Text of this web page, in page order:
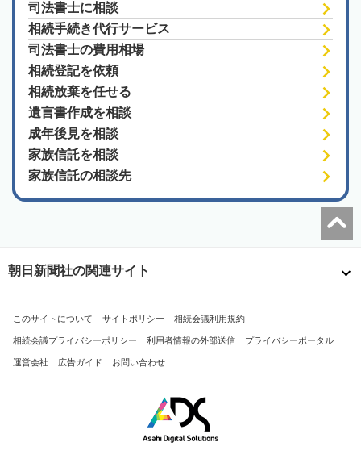
司法書士に相談
相続手続き代行サービス
司法書士の費用相場
相続登記を依頼
相続放棄を任せる
遺言書作成を相談
成年後見を相談
家族信託を相談
家族信託の相談先
朝日新聞社の関連サイト
このサイトについて サイトポリシー 相続会議利用規約
相続会議プライバシーポリシー 利用者情報の外部送信 プライバシーポータル
運営会社 広告ガイド お問い合わせ